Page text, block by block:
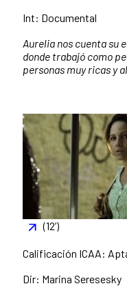
Int: Documental
Aurelia nos cuenta su
donde trabajó como
personas muy ricas y
(12’)
Calificación ICAA:
Dir: Marina Seresesky